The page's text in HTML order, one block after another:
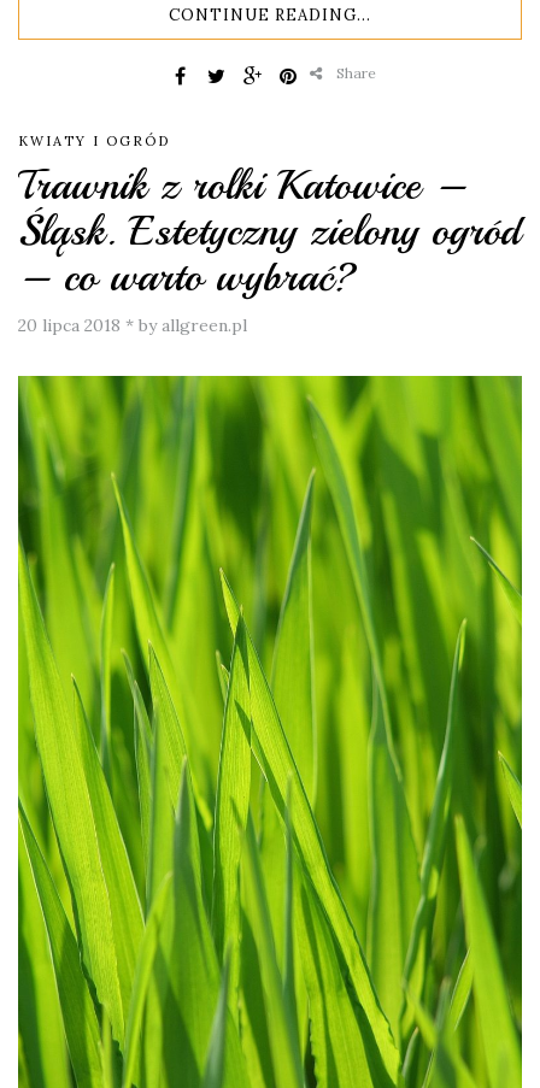
CONTINUE READING...
Share
KWIATY I OGRÓD
Trawnik z rolki Katowice –
Śląsk. Estetyczny zielony ogród
– co warto wybrać?
20 lipca 2018 * by allgreen.pl